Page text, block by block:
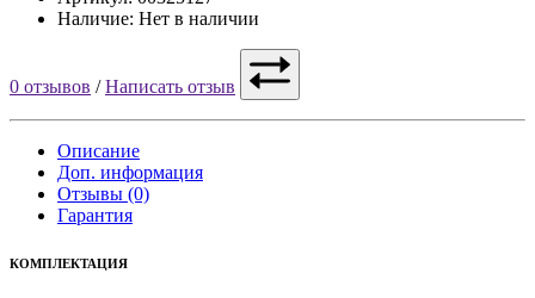
Наличие: Нет в наличии
0 отзывов /Написать отзыв
Описание
Доп. информация
Отзывы (0)
Гарантия
КОМПЛЕКТАЦИЯ